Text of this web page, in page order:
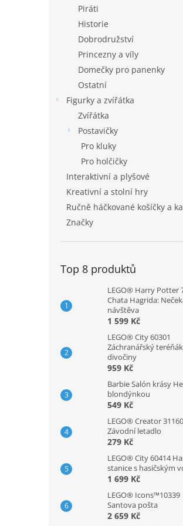
Piráti
Historie
Dobrodružství
Princezny a víly
Domečky pro panenky
Ostatní
Figurky a zvířátka
Zvířátka
Postavičky
Pro kluky
Pro holčičky
Interaktivní a plyšové
Kreativní a stolní hry
Ručně háčkované košíčky a
Značky
Top 8 produktů
LEGO® Harry Potter
Chata Hagrida:
návštěva
1 599 Kč
LEGO® City 60301
Záchranářský
divočiny
959 Kč
Barbie Salón krásy
blondýnkou
549 Kč
LEGO® Creator 31160
Závodní letadlo
279 Kč
LEGO® City 60414
stanice s hasičským
1 699 Kč
LEGO® Icons™10339
Santova pošta
2 659 Kč